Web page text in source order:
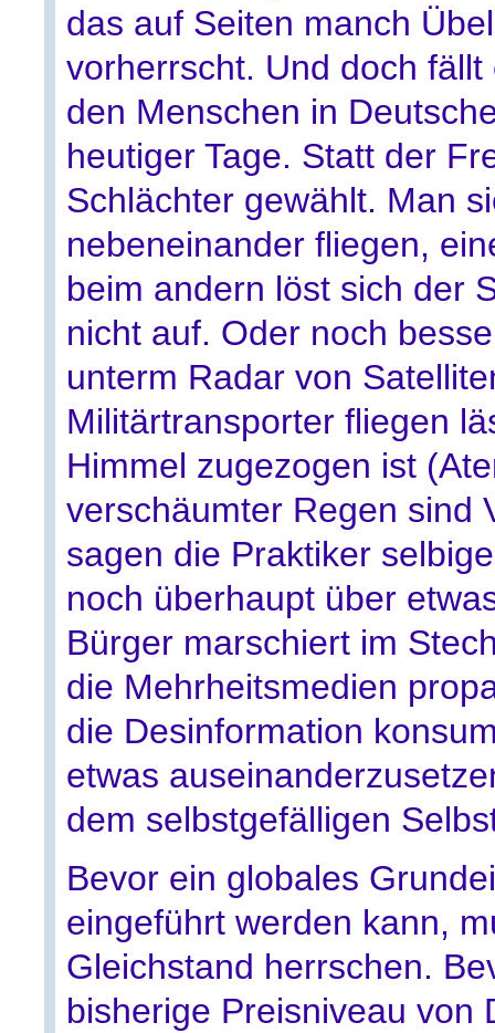
das auf Seiten manch
vorherrscht. Und doch
den Menschen in
heutiger Tage. Statt der
Schlächter gewählt. Man
nebeneinander fliegen,
beim andern löst sich der
nicht auf. Oder noch
unterm Radar von
Militärtransporter fliegen
Himmel zugezogen ist
verschäumter Regen sind
sagen die Praktiker
noch überhaupt über
Bürger marschiert im
die Mehrheitsmedien
die Desinformation
etwas
dem selbstgefälligen
Bevor ein globales
eingeführt werden kann,
Gleichstand herrschen.
bisherige Preisniveau von